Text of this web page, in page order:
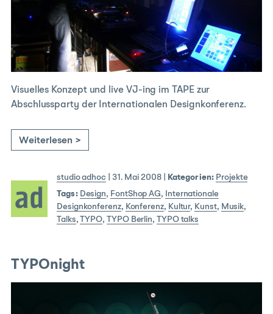
Visuelles Konzept und live VJ-ing im TAPE zur
Abschlussparty der Internationalen Designkonferenz.
Weiterlesen >
studio adhoc 31. Mai 2008| Kategorien: Projekte
Tags: Design, FontShop AG,
Internationale
Designkonferenz, Konferenz, Kultur, Kunst, Musik,
Talks,TYPO, TYPO Berlin, TYPO talks
TYPOnight